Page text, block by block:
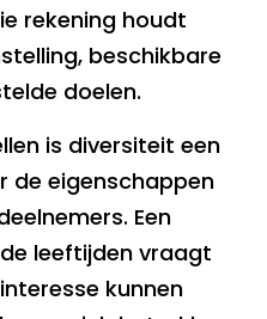
rekening houdt
beschikbare
doelen.
is diversiteit een
de eigenschappen
Een
leeftijden vraagt
kunnen